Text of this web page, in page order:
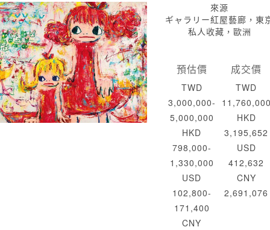
來源
ギャラリー紅屋藝廊，東
私人收藏，歐洲
預估價
TWD
3,000,000-
5,000,000
HKD
798,000-
1,330,000
USD
102,800-
171,400
CNY
成交價
TWD
HKD
3,195,652
USD
412,632
CNY
2,691,076